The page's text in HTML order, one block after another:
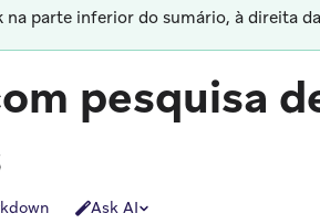
na parte inferior do sumário, à direita
pesquisa
Ask AI